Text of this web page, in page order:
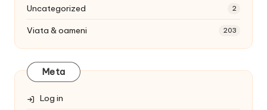
Uncategorized 2
Viata & oameni 203
Meta
Log in